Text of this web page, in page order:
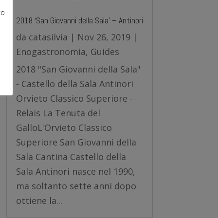
2018 ‘San Giovanni della Sala’ – Antinori
da catasilvia | Nov 26, 2019|
Enogastronomia, Guides
2018 "San Giovanni della Sala"
- Castello della Sala Antinori
Orvieto Classico Superiore -
Relais La Tenuta del
GalloL'Orvieto Classico
Superiore San Giovanni della
Sala Cantina Castello della
Sala Antinori nasce nel 1990,
ma soltanto sette anni dopo
ottiene la...